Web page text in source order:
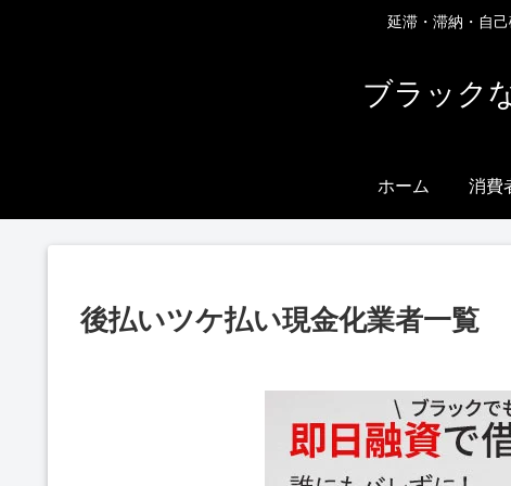
延滞・滞納・自
ブラック
ホーム 消費
後払いツケ払い現金化業者一覧